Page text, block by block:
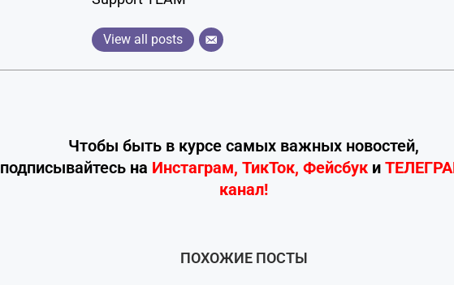
View all posts
Чтобы быть в курсе самых важных новостей,
подписывайтесь на Инстаграм, ТикТок, Фейсбуки
канал!
ПОХОЖИЕ ПОСТЫ